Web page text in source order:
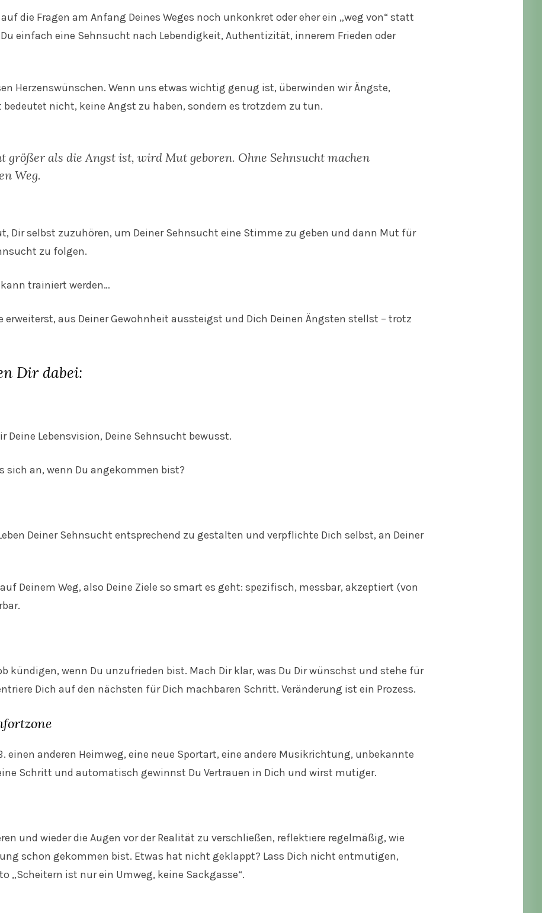
die Fragen am Anfang Deines Weges noch unkonkret oder eher ein „weg von“ statt
einfach eine Sehnsucht nach Lebendigkeit, Authentizität, innerem Frieden oder
Herzenswünschen. Wenn uns etwas wichtig genug ist, überwinden wir Ängste,
nicht, keine Angst zu haben, sondern es trotzdem zu tun.
größer als die Angst ist, wird Mut geboren. Ohne Sehnsucht machen
Weg.
Dir selbst zuzuhören, um Deiner Sehnsucht eine Stimme zu geben und dann Mut für
zu folgen.
trainiert werden…
erweiterst, aus Deiner Gewohnheit aussteigst und Dich Deinen Ängsten stellst – trotz
Dir dabei:
Deine Lebensvision, Deine Sehnsucht bewusst.
sich an, wenn Du angekommen bist?
Deiner Sehnsucht entsprechend zu gestalten und verpflichte Dich selbst, an Deiner
Deinem Weg, also Deine Ziele so smart es geht: spezifisch, messbar, akzeptiert (von
kündigen, wenn Du unzufrieden bist. Mach Dir klar, was Du Dir wünschst und stehe für
Dich auf den nächsten für Dich machbaren Schritt. Veränderung ist ein Prozess.
einen anderen Heimweg, eine neue Sportart, eine andere Musikrichtung, unbekannte
Schritt und automatisch gewinnst Du Vertrauen in Dich und wirst mutiger.
und wieder die Augen vor der Realität zu verschließen, reflektiere regelmäßig, wie
schon gekommen bist. Etwas hat nicht geklappt? Lass Dich nicht entmutigen,
„Scheitern ist nur ein Umweg, keine Sackgasse“.